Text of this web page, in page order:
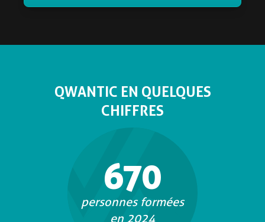
QWANTIC EN QUELQUES
CHIFFRES
670
personnes formées
en 2024